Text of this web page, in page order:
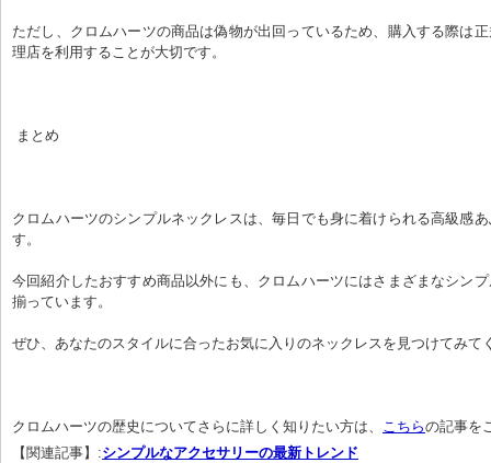
ただし、クロムハーツの商品は偽物が出回っているため、購入する際は
理店を利用することが大切です。
まとめ
クロムハーツのシンプルネックレスは、毎日でも身に着けられる高級感
す。
今回紹介したおすすめ商品以外にも、クロムハーツにはさまざまなシン
揃っています。
ぜひ、あなたのスタイルに合ったお気に入りのネックレスを見つけてみて
クロムハーツの歴史についてさらに詳しく知りたい方は、 こちらの記事を
【関連記事】:シンプルなアクセサリーの最新トレンド